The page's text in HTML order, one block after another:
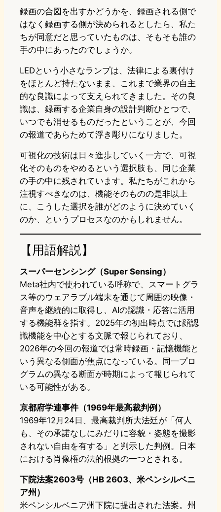
録画の合図を出すかどうかを、録画される側で
はなく録画する側が決められるとしたら、私た
ちが同意だと思っていたものは、そもそも誰の
手の中にあったのでしょうか。
LEDという小さなランプは、法律による裏付け
をほとんど持たないまま、これまで業界の自主
的な良識によって支えられてきました。その良
識は、録画する企業自身の設計判断ひとつで、
いつでも消せるものだったということが、今回
の報道であらためて浮き彫りになりました。
可視化の技術は日々進歩していく一方で、可視
化そのものをやめるという選択肢も、同じ企業
の手の中に残されています。私たちがこれから
注視すべきなのは、機能そのものの是非以上
に、こうした選択を誰がどのように決めていく
のか、というプロセスなのかもしれません。
【用語解説】
スーパーセンシング（Super Sensing）
Meta社内で使われている呼称で、スマートグラ
ス等のウェアラブル端末を通じて周囲の映像・
音声を継続的に取得し、AIの認識・応答に活用
する機能群を指す。2025年の初出時点では顔認
識機能を中心とする文脈で報じられており、
2026年の今回の報道では常時録画・記憶機能と
いう異なる側面が焦点になっている。同一プロ
グラムの異なる断面が時期によって報じられて
いる可能性がある。
京都府学連事件（1969年最高裁判例）
1969年12月24日、最高裁判所大法廷が「何人
も、その承諾なしにみだりに容貌・姿態を撮影
されない自由を有する」と判示した判例。日本
における肖像権の法的根拠の一つとされる。
下院法案2603号（HB 2603、米ペンシルベニ
ア州）
米ペンシルベニア州下院に提出された法案。州